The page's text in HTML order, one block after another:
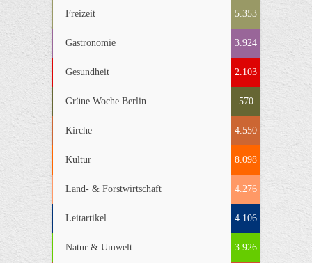
Freizeit 5.353
Gastronomie 3.924
Gesundheit 2.103
Grüne Woche Berlin 570
Kirche 4.550
Kultur 8.098
Land- & Forstwirtschaft 4.276
Leitartikel 4.106
Natur & Umwelt 3.926